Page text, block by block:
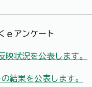
ｅアンケート
映状況を公表します。
結果を公表します。